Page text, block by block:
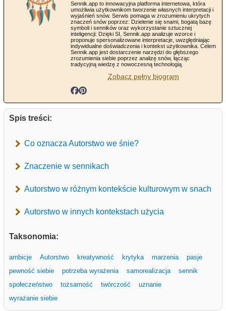
Sennik.app to innowacyjna platforma internetowa, która
umożliwia użytkownikom tworzenie własnych interpretacji i
wyjaśnień snów. Serwis pomaga w zrozumieniu ukrytych
znaczeń snów poprzez: Dzielenie się snami, bogatą bazę
symboli i senników oraz wykorzystanie sztucznej
inteligencji: Dzięki SI, Sennik.app analizuje wzorce i
proponuje spersonalizowane interpretacje, uwzględniając
indywidualne doświadczenia i kontekst użytkownika. Celem
Sennik.app jest dostarczenie narzędzi do głębszego
zrozumienia siebie poprzez analizę snów, łącząc
tradycyjną wiedzę z nowoczesną technologią.
Zobacz pełny biogram
Spis treści:
Co oznacza Autorstwo we śnie?
Znaczenie w sennikach
Autorstwo w różnym kontekście kulturowym w snach
Autorstwo w innych kontekstach użycia
Taksonomia:
ambicje Autorstwo kreatywność krytyka marzenia
pasje
pewność siebie
potrzeba wyrażenia samorealizacja
sennik
społeczeństwo
tożsamość twórczość
uznanie
wyrażanie siebie